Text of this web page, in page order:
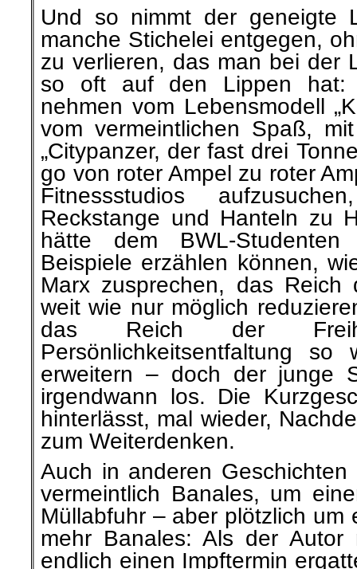
Und so nimmt der geneigte
manche Stichelei entgegen,
zu verlieren, das man bei der
so oft auf den Lippen hat:
nehmen vom Lebensmodell
vom vermeintlichen Spaß,
„Citypanzer, der fast drei
go von roter Ampel zu roter
Fitnessstudios
Reckstange und Hanteln zu
hätte dem BWL-
Beispiele erzählen können,
Marx zusprechen, das Reich
weit wie nur möglich
das Reich der
Persönlichkeitsentfaltung
erweitern – doch der junge
irgendwann los. Die
hinterlässt, mal wieder,
zum Weiterdenken.
Auch in anderen
vermeintlich Banales, um
Müllabfuhr – aber plötzlich um
mehr Banales: Als der Autor
endlich einen Impftermin